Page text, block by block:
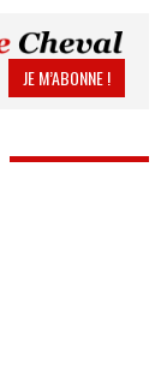
JE M’ABONNE !